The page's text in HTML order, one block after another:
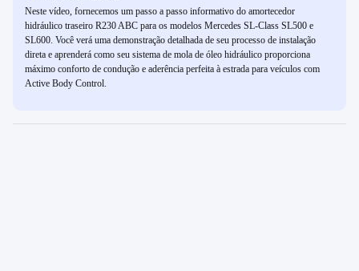
Neste vídeo, fornecemos um passo a passo informativo do amortecedor
hidráulico traseiro R230 ABC para os modelos Mercedes SL-Class SL500 e
SL600. Você verá uma demonstração detalhada de seu processo de instalação
direta e aprenderá como seu sistema de mola de óleo hidráulico proporciona
máximo conforto de condução e aderência perfeita à estrada para veículos com
Active Body Control.